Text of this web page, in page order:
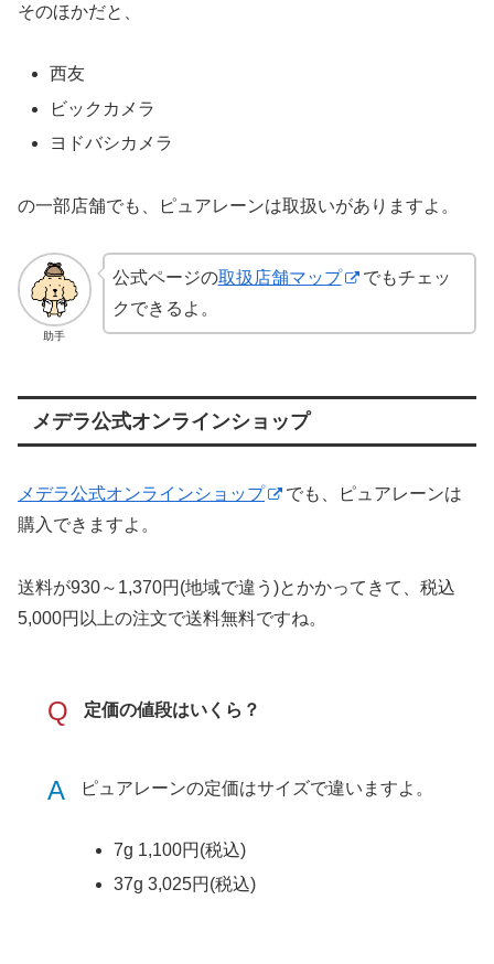
そのほかだと、
西友
ビックカメラ
ヨドバシカメラ
の一部店舗でも、ピュアレーンは取扱いがありますよ。
助手
公式ページの取扱店舗マップ
でもチェッ
クできるよ。
メデラ公式オンラインショップ
メデラ公式オンラインショップ
でも、ピュアレーンは
購入できますよ。
送料が930～1,370円(地域で違う)とかかってきて、税込
5,000円以上の注文で送料無料ですね。
Q 定価の値段はいくら？
A ピュアレーンの定価はサイズで違いますよ。
7g 1,100円(税込)
37g 3,025円(税込)